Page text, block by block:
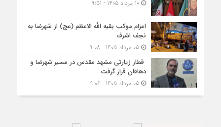
10 مرداد 1405 - 9:51
اعزام موکب بقیه الله الاعظم (عج) از شهرضا به
نجف اشرف
05 مرداد 1405 - 9:08
قطار زیارتی مشهد مقدس در مسیر شهرضا و
دهاقان قرار گرفت
05 مرداد 1405 - 9:06